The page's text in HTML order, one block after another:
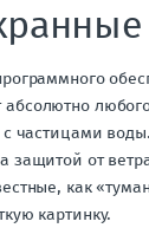
с частицами воды.
защитой от
как
картинку.